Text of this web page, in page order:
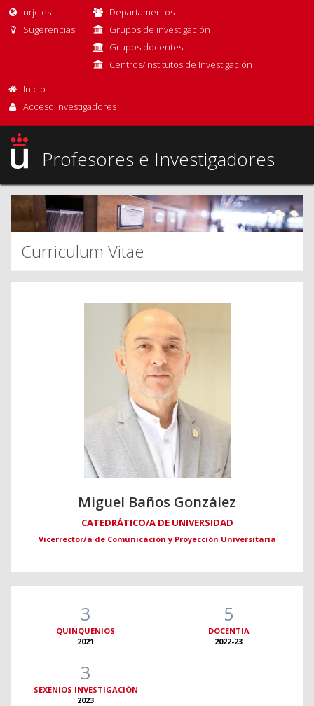
urjc.es
Sugerencias
Departamentos
Grupos de investigación
Grupos docentes
Centros/Institutos de Investigación
Inicio
Acceso Investigadores
Profesores e Investigadores
Curriculum Vitae
Miguel Baños González
CATEDRÁTICO/A DE UNIVERSIDAD
Vicerrector/a de Comunicación y Proyección Universitaria
3
QUINQUENIOS
2021
5
DOCENTIA
2022-23
3
SEXENIOS INVESTIGACIÓN
2023